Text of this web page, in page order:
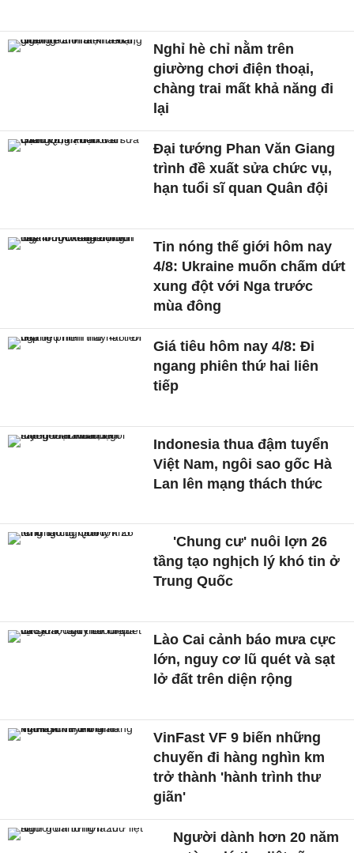
Nghỉ hè chỉ nằm trên
giường chơi điện thoại,
chàng trai mất khả năng đi
lại
Đại tướng Phan Văn Giang
trình đề xuất sửa chức vụ,
hạn tuổi sĩ quan Quân đội
Tin nóng thế giới hôm nay
4/8: Ukraine muốn chấm dứt
xung đột với Nga trước
mùa đông
Giá tiêu hôm nay 4/8: Đi
ngang phiên thứ hai liên
tiếp
Indonesia thua đậm tuyển
Việt Nam, ngôi sao gốc Hà
Lan lên mạng thách thức
'Chung cư' nuôi lợn 26
tầng tạo nghịch lý khó tin ở
Trung Quốc
Lào Cai cảnh báo mưa cực
lớn, nguy cơ lũ quét và sạt
lở đất trên diện rộng
VinFast VF 9 biến những
chuyến đi hàng nghìn km
trở thành 'hành trình thư
giãn'
Người dành hơn 20 năm